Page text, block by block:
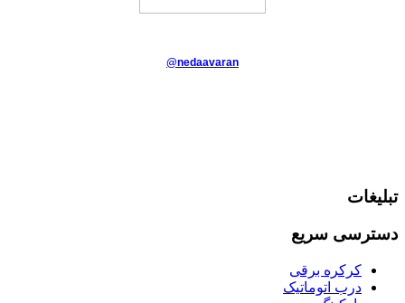
@nedaavaran
تبلیغات
دسترسی سریع
کرکره برقی
درب اتوماتیک